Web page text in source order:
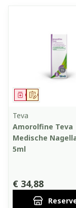
Op voorschrift
Geneesmiddel
Teva
Amorolfine Teva
Medische
5ml
€ 34,88